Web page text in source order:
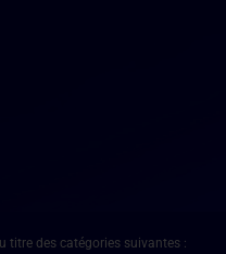
titre des catégories suivantes :